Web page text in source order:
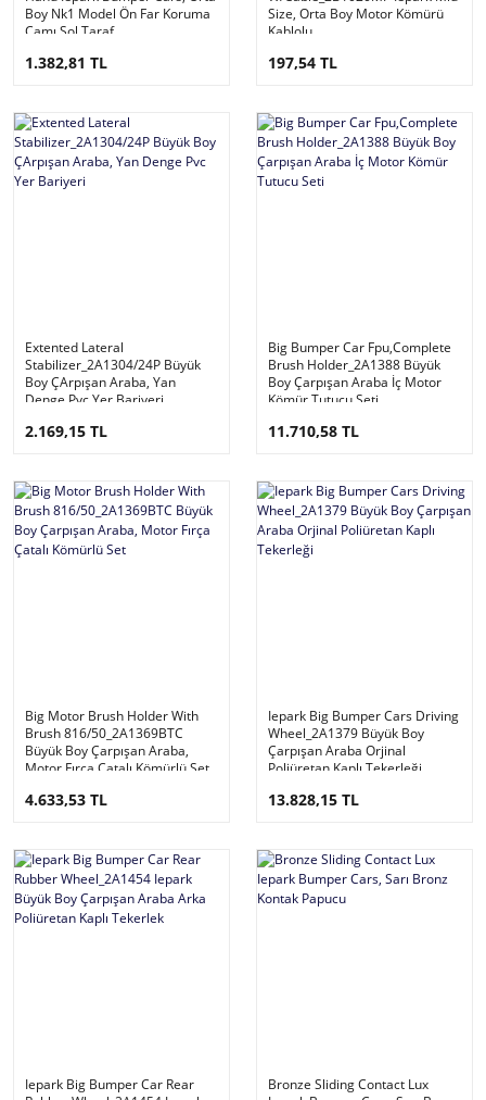
Boy Nk1 Model Ön Far Koruma
Camı Sol Taraf
1.382,81 TL
Size, Orta Boy Motor Kömürü
Kablolu
197,54 TL
Extented Lateral
Stabilizer_2A1304/24P Büyük
Boy ÇArpışan Araba, Yan
Denge Pvc Yer Bariyeri
2.169,15 TL
Big Bumper Car Fpu,Complete
Brush Holder_2A1388 Büyük
Boy Çarpışan Araba İç Motor
Kömür Tutucu Seti
11.710,58 TL
Big Motor Brush Holder With
Brush 816/50_2A1369BTC
Büyük Boy Çarpışan Araba,
Motor Fırça Çatalı Kömürlü Set
4.633,53 TL
Iepark Big Bumper Cars Driving
Wheel_2A1379 Büyük Boy
Çarpışan Araba Orjinal
Poliüretan Kaplı Tekerleği
13.828,15 TL
Iepark Big Bumper Car Rear
Bronze Sliding Contact Lux